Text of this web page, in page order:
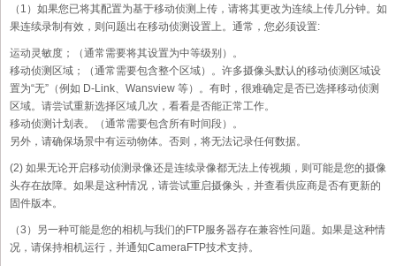
（1）如果您已将其配置为基于移动侦测上传，请将其更改为连续上传几分钟。如
果连续录制有效，则问题出在移动侦测设置上。通常，您必须设置:
运动灵敏度；（通常需要将其设置为中等级别）。
移动侦测区域；（通常需要包含整个区域）。许多摄像头默认的移动侦测区域设
置为“无”（例如 D-Link、Wansview 等）。有时，很难确定是否已选择移动侦测
区域。请尝试重新选择区域几次，看看是否能正常工作。
移动侦测计划表。（通常需要包含所有时间段）。
另外，请确保场景中有运动物体。否则，将无法记录任何数据。
(2) 如果无论开启移动侦测录像还是连续录像都无法上传视频，则可能是您的摄像
头存在故障。如果是这种情况，请尝试重启摄像头，并查看供应商是否有更新的
固件版本。
（3）另一种可能是您的相机与我们的FTP服务器存在兼容性问题。如果是这种情
况，请保持相机运行，并通知CameraFTP技术支持。